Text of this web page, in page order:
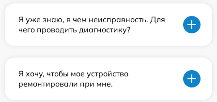
Я уже знаю, в чем неисправность. Для
чего проводить диагностику?
Я хочу, чтобы мое устройство
ремонтировали при мне.